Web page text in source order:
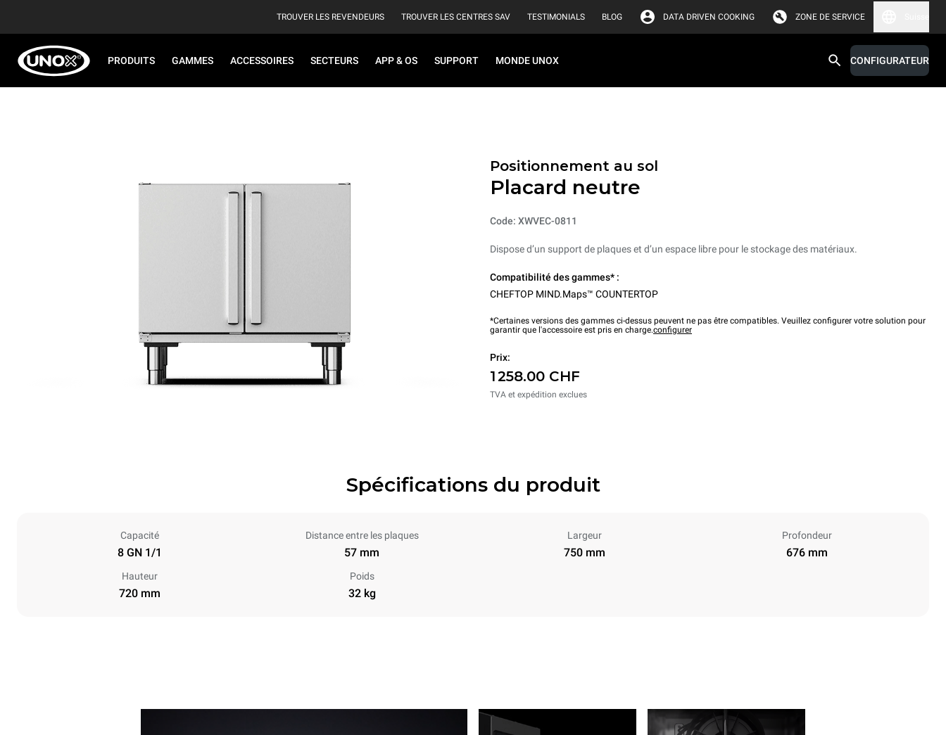
TROUVER LES REVENDEURS TROUVER LES CENTRES SAV TESTIMONIALS BLOG DATA DRIVEN COOKING ZONE DE SERVICE
PRODUITS GAMMES ACCESSOIRES SECTEURS APP & OS SUPPORT MONDE UNOX CONFIGURATEUR
Positionnement au sol
Placard neutre
Code: XWVEC-0811
Dispose d’un support de plaques et d’un espace libre pour le stockage des matériaux.
Compatibilité des gammes* :
CHEFTOP MIND.Maps™ COUNTERTOP
*Certaines versions des gammes ci-dessus peuvent ne pas être compatibles. Veuillez configurer votre solution pour
garantir que l'accessoire est pris en charge.configurer
Prix:
1 258.00 CHF
TVA et expédition exclues
Spécifications du produit
Capacité
8 GN 1/1
Distance entre les plaques
57 mm
Largeur
750 mm
Profondeur
676 mm
Hauteur
720 mm
Poids
32 kg